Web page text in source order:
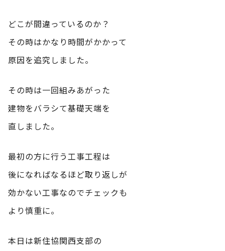
どこが間違っているのか？
その時はかなり時間がかかって
原因を追究しました。
その時は一回組みあがった
建物をバラシて基礎天端を
直しました。
最初の方に行う工事工程は
後になればなるほど取り返しが
効かない工事なのでチェックも
より慎重に。
本日は新住協関西支部の